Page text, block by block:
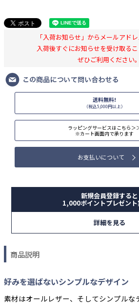
「入荷お知らせ」からメールアド
入荷後すぐにお知らせを受け取るこ
ぜひご利用ください。
送料無料!
（税込5,000円以上）
ラッピングサービスはこちら＞
※カート画面内で承ります
お支払いについて
新規会員登録すると
1,000ポイントプレゼント
詳細を見る
商品説明
好みを選ばないシンプルなデザイン
素材はオールレザー、そしてシンプルな